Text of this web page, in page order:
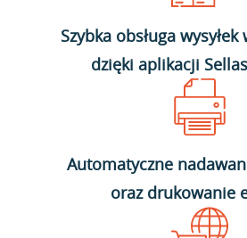
Szybka obsługa
dzięki aplikacji
Automatyczne
oraz drukowanie